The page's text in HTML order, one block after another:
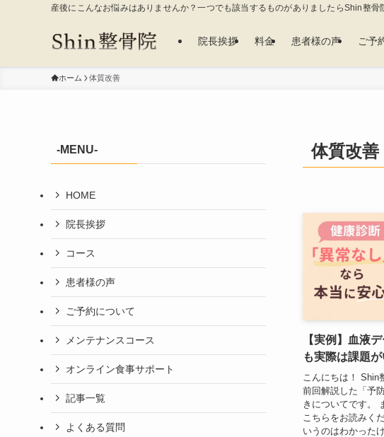
産後にこんなお悩みはありませんか？一つでも該当するものがありましたらShin整骨
院長挨拶 料金 患者様の声 ご予
ホーム 体質改善
体質改善
【実例】血液
も実際は課題
こんにちは！ Shin
前回解説した「予
きについてです。
こちらをお読みく
いうのはわかった
-MENU-
HOME
院長挨拶
コース
患者様の声
ご予約について
メンテナンスコース
オンライン食事サポート
記事一覧
よくある質問